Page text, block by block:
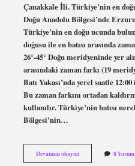
Çanakkale İli. Türkiye’nin en
Doğu Anadolu Bölgesi’nde
Türkiye’nin en doğu ucunda
doğusu ile en batısı arasında
26°-45° Doğu meridyeninde yer
arasındaki zaman farkı (19
Batı Yakası’nda yerel saatle
Bu zaman farkını ortadan
kullanılır. Türkiye’nin batısı
Bölgesi’nin…
Devamını okuyunTürkiyenin
En
8 Yorum